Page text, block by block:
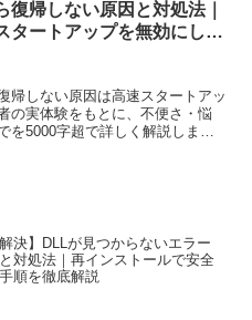
復帰しない原因と対処法｜
タートアップを無効にして
帰しない原因は高速スタートアッ
の実体験をもとに、不便さ・悩
を5000字超で詳しく解説しま
解決】DLLが見つからないエラー
対処法｜再インストールで安全
順を徹底解説